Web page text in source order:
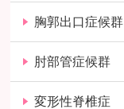
胸郭出口症候群
肘部管症候群
変形性脊椎症